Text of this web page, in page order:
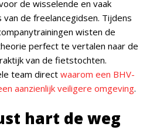
de wisselende en vaak
de freelancegidsen. Tijdens
wisten de
perfect te vertalen naar de
van de fietstochten.
team direct waarom een BHV-
aanzienlijk veiligere omgeving.
hart de weg